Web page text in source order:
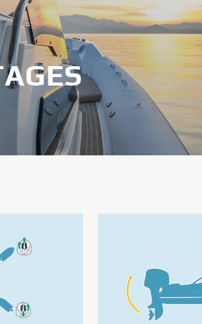
Un
Maintien de la trajectoire
Point de
Point d'arrêt du pilote automatique